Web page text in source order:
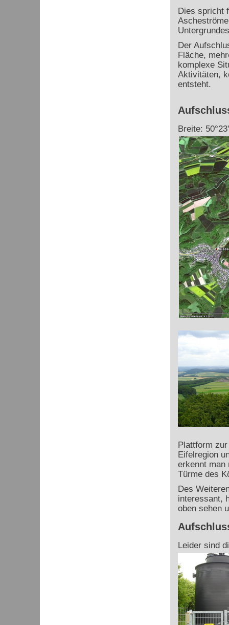
Dies spricht
Der
Fläche,
komplexe
Aktivitäten,
entsteht.
Breite:
Plattform
Eifelregion
erkennt man
Türme des
Des
interessant,
oben sehen
Leider sind